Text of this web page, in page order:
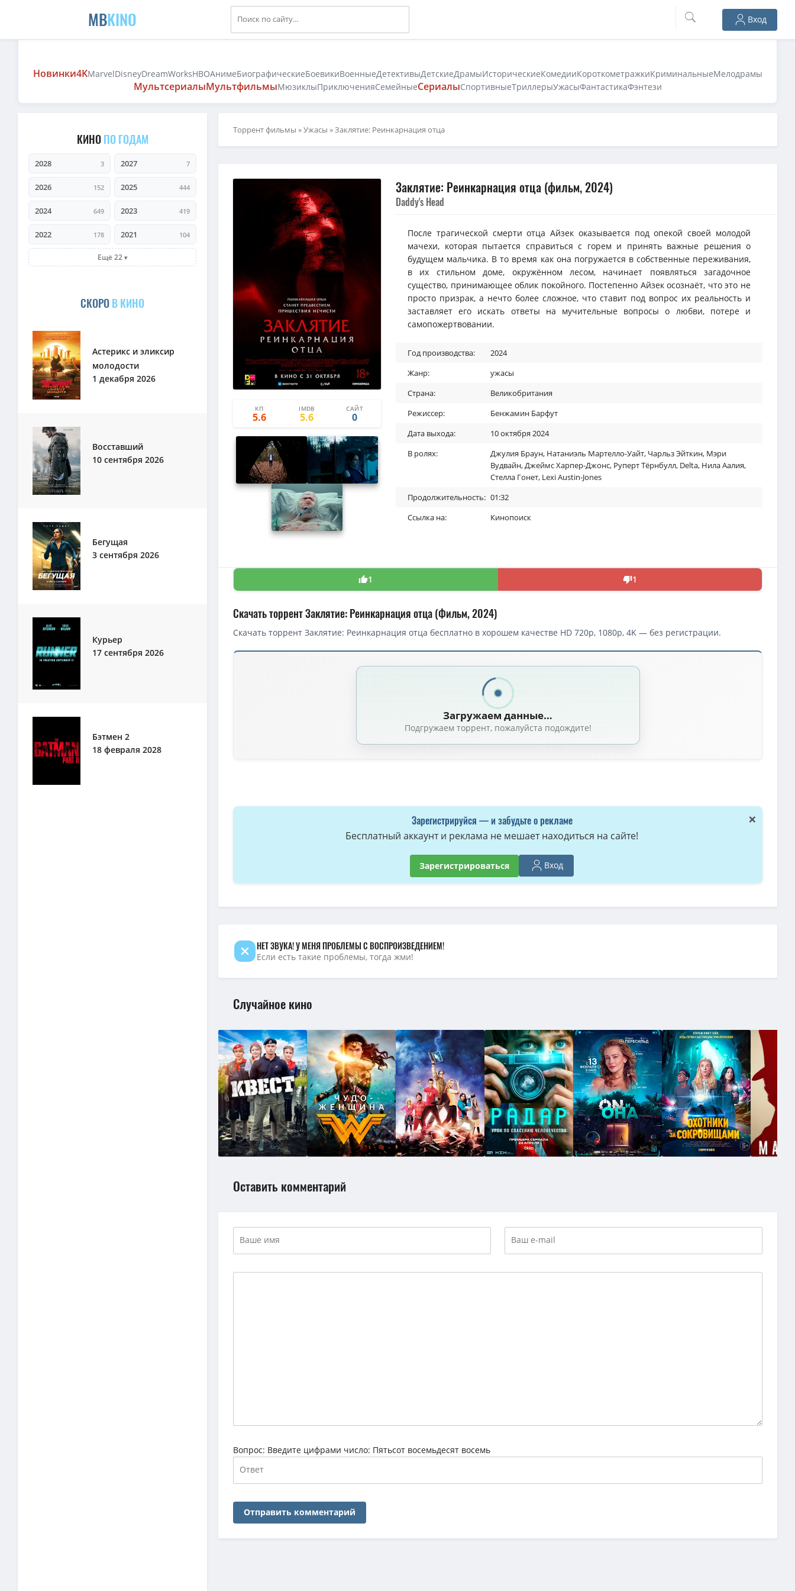
MBKINO Вход
Новинки4KMarvelDisneyDreamWorksHBOАнимеБиографическиеБоевикиВоенныеДетективыДетскиеДрамыИсторическиеКомедииКороткометражкиКриминальныеМелодрамы
МультсериалыМультфильмыМюзиклыПриключенияСемейныеСериалыСпортивныеТриллерыУжасыФантастикаФэнтези
КИНОПО ГОДАМ
2028 3 2027 7
2026 152 2025 444
2024 649 2023 419
2022 178 2021 104
Ещё 22
СКОРОВ КИНО
Астерикс и эликсир
молодости
1 декабря 2026
Восставший
10 сентября 2026
Бегущая
3 сентября 2026
Курьер
17 сентября 2026
Бэтмен 2
18 февраля 2028
Торрент фильмы »Ужасы » Заклятие: Реинкарнация отца
КП
5.6
IMDB
5.6
САЙТ
11
0
Заклятие: Реинкарнация отца (фильм, 2024)
Daddy's Head
После трагической смерти отца Айзек оказывается под опекой своей молодой
мачехи, которая пытается справиться с горем и принять важные решения о
будущем мальчика. В то время как она погружается в собственные переживания,
в их стильном доме, окружённом лесом, начинает появляться загадочное
существо, принимающее облик покойного. Постепенно Айзек осознаёт, что это не
просто призрак, а нечто более сложное, что ставит под вопрос их реальность и
заставляет его искать ответы на мучительные вопросы о любви, потере и
самопожертвовании.
Год производства:
2024
Жанр:
ужасы
Страна:
Великобритания
Режиссер:
Бенжамин Барфут
Дата выхода:
10 октября 2024
В ролях:
Джулия Браун, Натаниэль Мартелло-Уайт, Чарльз Эйткин, Мэри
Вудвайн,Джеймс Харпер-Джонс, Руперт Тёрнбулл, Delta, Нила Аалия,
Стелла Гонет, Lexi Austin-Jones
Продолжительность: 01:32
Ссылка на:
Кинопоиск
1 1
Скачать торрент Заклятие: Реинкарнация отца (Фильм, 2024)
Скачать торрент Заклятие: Реинкарнация отца бесплатно в хорошем качестве HD 720p, 1080p, 4K — без регистрации.
Загружаем данные…
Подгружаем торрент, пожалуйста подождите!
×
Зарегистрируйся — и забудьте о рекламе
Бесплатный аккаунт и реклама не мешает находиться на сайте!
Зарегистрироваться Вход
НЕТ ЗВУКА! У МЕНЯ ПРОБЛЕМЫ С ВОСПРОИЗВЕДЕНИЕМ!
Если есть такие проблемы, тогда жми!
Случайное кино
Оставить комментарий
Вопрос: Введите цифрами число: Пятьсот восемьдесят восемь
Отправить комментарий